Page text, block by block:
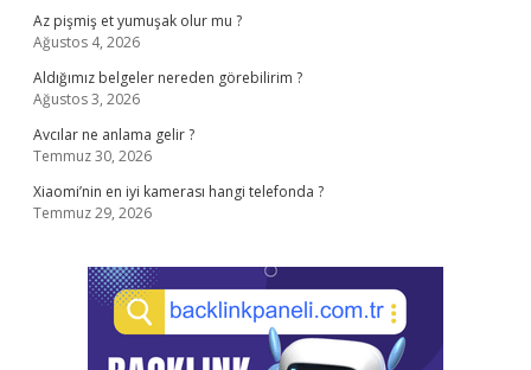
Az pişmiş et yumuşak olur mu ?
Ağustos 4, 2026
Aldığımız belgeler nereden görebilirim ?
Ağustos 3, 2026
Avcılar ne anlama gelir ?
Temmuz 30, 2026
Xiaomi’nin en iyi kamerası hangi telefonda ?
Temmuz 29, 2026